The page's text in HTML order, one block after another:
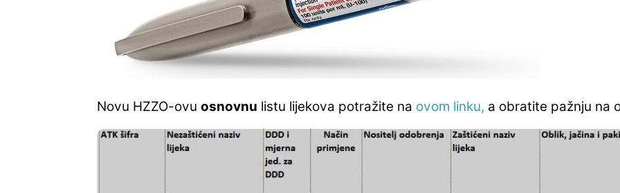
Novu HZZO-ovu osnovnu listu lijekova potražite na ovom linku, a obratite pažnju na